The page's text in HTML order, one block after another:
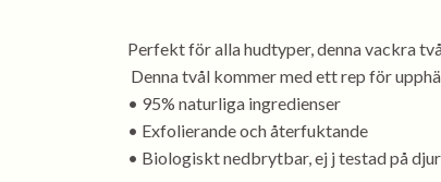
Perfekt för alla hudtyper, denna vackra
Denna tvål kommer med ett rep för
• 95% naturliga ingredienser
• Exfolierande och återfuktande
• Biologiskt nedbrytbar, ej j testad på